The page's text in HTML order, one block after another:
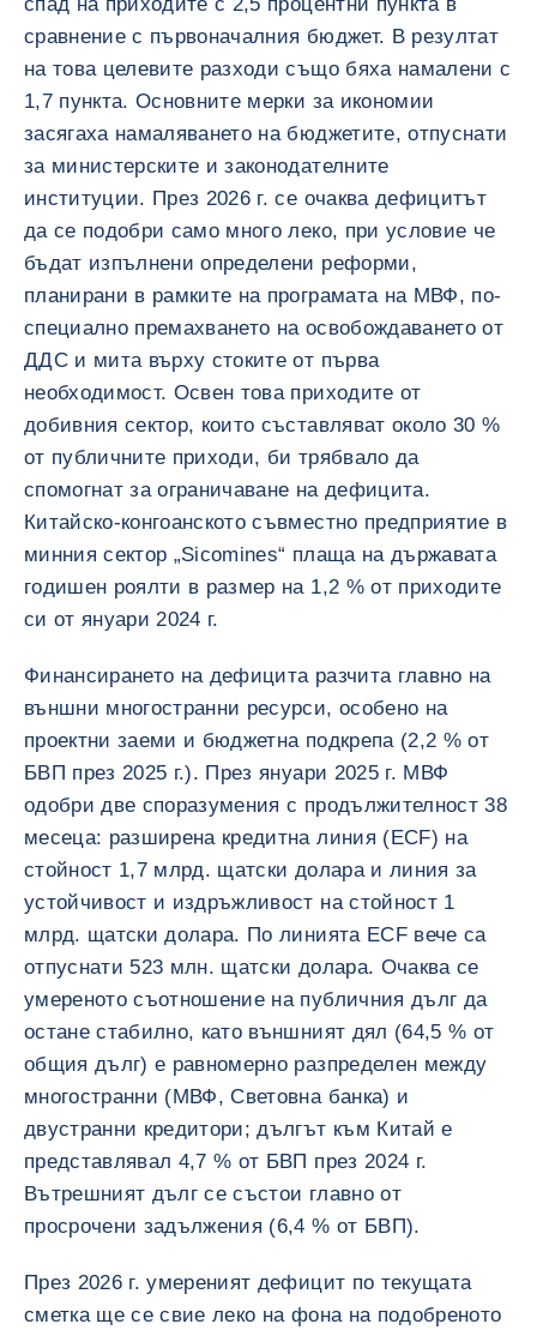
сравнение с първоначалния бюджет. В резултат
на това целевите разходи също бяха намалени с
1,7 пункта. Основните мерки за икономии
засягаха намаляването на бюджетите, отпуснати
за министерските и законодателните
институции. През 2026 г. се очаква дефицитът
да се подобри само много леко, при условие че
бъдат изпълнени определени реформи,
планирани в рамките на програмата на МВФ, по-
специално премахването на освобождаването от
ДДС и мита върху стоките от първа
необходимост. Освен това приходите от
добивния сектор, които съставляват около 30 %
от публичните приходи, би трябвало да
спомогнат за ограничаване на дефицита.
Китайско-конгоанското съвместно предприятие в
минния сектор „Sicomines“ плаща на държавата
годишен роялти в размер на 1,2 % от приходите
си от януари 2024 г.
Финансирането на дефицита разчита главно на
външни многостранни ресурси, особено на
проектни заеми и бюджетна подкрепа (2,2 % от
БВП през 2025 г.). През януари 2025 г. МВФ
одобри две споразумения с продължителност 38
месеца: разширена кредитна линия (ECF) на
стойност 1,7 млрд. щатски долара и линия за
устойчивост и издръжливост на стойност 1
млрд. щатски долара. По линията ECF вече са
отпуснати 523 млн. щатски долара. Очаква се
умереното съотношение на публичния дълг да
остане стабилно, като външният дял (64,5 % от
общия дълг) е равномерно разпределен между
многостранни (МВФ, Световна банка) и
двустранни кредитори; дългът към Китай е
представлявал 4,7 % от БВП през 2024 г.
Вътрешният дълг се състои главно от
просрочени задължения (6,4 % от БВП).
През 2026 г. умереният дефицит по текущата
сметка ще се свие леко на фона на подобреното